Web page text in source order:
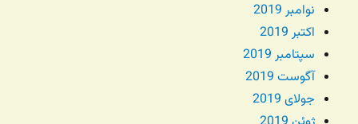
نوامبر 2019
اکتبر 2019
سپتامبر 2019
آگوست 2019
جولای 2019